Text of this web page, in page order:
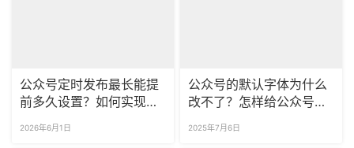
公众号定时发布最长能提
前多久设置？如何实现按
2026年6月1日
公众号的默认字体为什么
改不了？怎样给公众号文
2025年7月6日